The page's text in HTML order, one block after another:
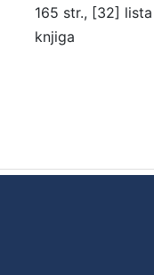
165 str., [32]
knjiga